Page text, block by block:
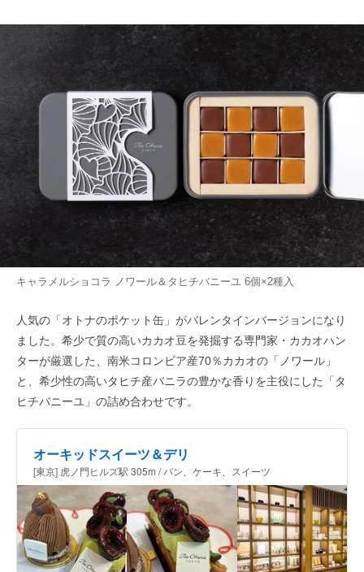
キャラメルショコラ ノワール＆タヒチバニーユ 6個×2種入
人気の「オトナのポケット缶」がバレンタインバージョンになり
ました。希少で質の高いカカオ豆を発掘する専門家・カカオハン
ターが厳選した、南米コロンビア産70％カカオの「ノワール」
と、希少性の高いタヒチ産バニラの豊かな香りを主役にした「タ
ヒチバニーユ」の詰め合わせです。
オーキッドスイーツ＆デリ
[東京] 虎ノ門ヒルズ駅 305m / パン、ケーキ、スイーツ